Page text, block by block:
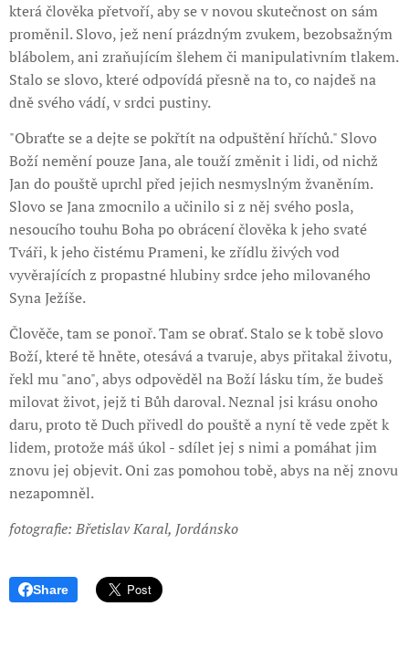
která člověka přetvoří, aby se v novou skutečnost on sám
proměnil. Slovo, jež není prázdným zvukem, bezobsažným
blábolem, ani zraňujícím šlehem či manipulativním tlakem.
Stalo se slovo, které odpovídá přesně na to, co najdeš na
dně svého vádí, v srdci pustiny.
"Obraťte se a dejte se pokřtít na odpuštění hříchů." Slovo
Boží nemění pouze Jana, ale touží změnit i lidi, od nichž
Jan do pouště uprchl před jejich nesmyslným žvaněním.
Slovo se Jana zmocnilo a učinilo si z něj svého posla,
nesoucího touhu Boha po obrácení člověka k jeho svaté
Tváři, k jeho čistému Prameni, ke zřídlu živých vod
vyvěrajících z propastné hlubiny srdce jeho milovaného
Syna Ježíše.
Člověče, tam se ponoř. Tam se obrať. Stalo se k tobě slovo
Boží, které tě hněte, otesává a tvaruje, abys přitakal životu,
řekl mu "ano", abys odpověděl na Boží lásku tím, že budeš
milovat život, jejž ti Bůh daroval. Neznal jsi krásu onoho
daru, proto tě Duch přivedl do pouště a nyní tě vede zpět k
lidem, protože máš úkol - sdílet jej s nimi a pomáhat jim
znovu jej objevit. Oni zas pomohou tobě, abys na něj znovu
nezapomněl.
fotografie: Břetislav Karal, Jordánsko
Share